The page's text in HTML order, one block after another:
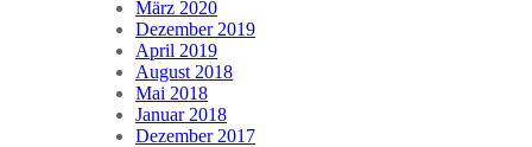
März 2020
Dezember 2019
April 2019
August 2018
Mai 2018
Januar 2018
Dezember 2017